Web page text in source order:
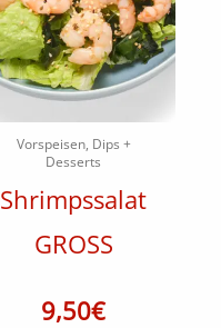
Vorspeisen, Dips +
Desserts
Shrimpssalat
GROSS
9,50€